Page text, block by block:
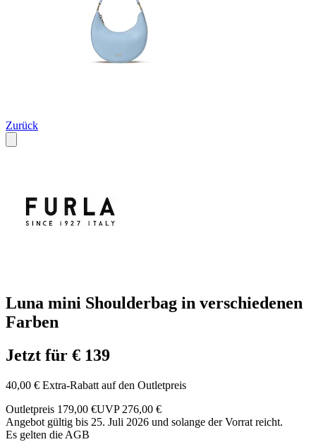
Zurück
Luna mini Shoulderbag in verschiedenen
Farben
Jetzt für € 139
40,00 € Extra-Rabatt auf den Outletpreis
Outletpreis 179,00 €UVP 276,00 €
Angebot gültig bis 25. Juli 2026 und solange der Vorrat reicht.
Es gelten die AGB